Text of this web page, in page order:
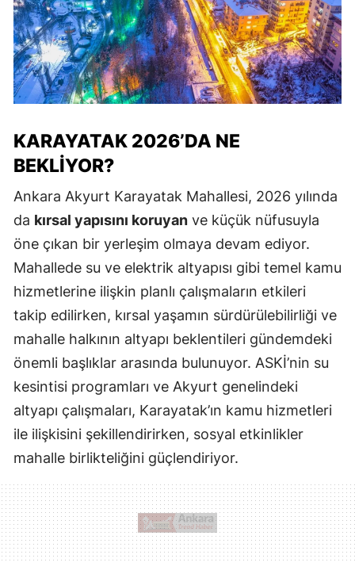
KARAYATAK 2026’DA NE
BEKLIYOR?
Ankara Akyurt Karayatak Mahallesi, 2026 yılında
da kırsal yapısını koruyan ve küçük nüfusuyla
öne çıkan bir yerleşim olmaya devam ediyor.
Mahallede su ve elektrik altyapısı gibi temel kamu
hizmetlerine ilişkin planlı çalışmaların etkileri
takip edilirken, kırsal yaşamın sürdürülebilirliği ve
mahalle halkının altyapı beklentileri gündemdeki
önemli başlıklar arasında bulunuyor. ASKİ’nin su
kesintisi programları ve Akyurt genelindeki
altyapı çalışmaları, Karayatak’ın kamu hizmetleri
ile ilişkisini şekillendirirken, sosyal etkinlikler
mahalle birlikteliğini güçlendiriyor.